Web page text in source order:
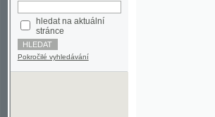
Pokročilé vyhledávání